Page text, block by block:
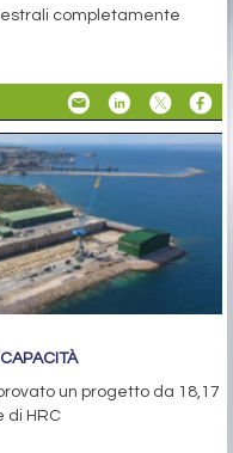
completamente
un progetto da 18,17
di HRC